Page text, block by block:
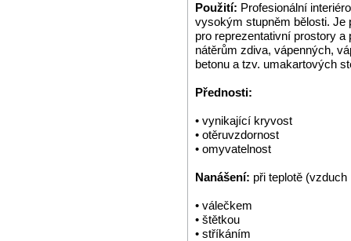
Použití: Profesionální
vysokým stupněm bělosti. Je
pro reprezentativní prostory
nátěrům zdiva, vápenných,
betonu a tzv. umakartových
Přednosti:
• vynikající kryvost
• otěruvzdornost
• omyvatelnost
Nanášení: při teplotě
• válečkem
• štětkou
• stříkáním